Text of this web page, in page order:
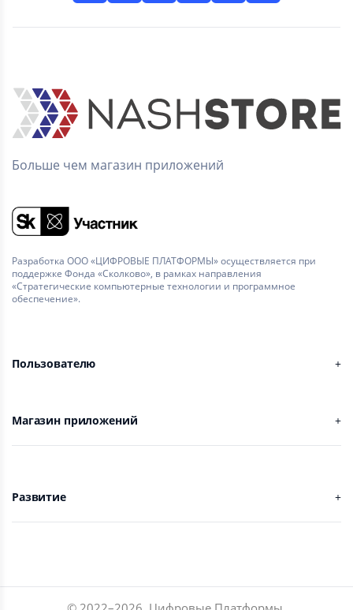
Больше чем магазин приложений
Разработка ООО «ЦИФРОВЫЕ ПЛАТФОРМЫ» осуществляется при
поддержке Фонда «Сколково», в рамках направления
«Стратегические компьютерные технологии и программное
обеспечение».
Пользователю
Магазин приложений
Развитие